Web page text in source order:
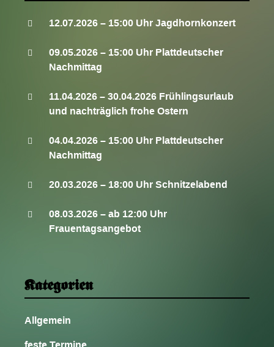
12.07.2026 – 15:00 Uhr Jagdhornkonzert
09.05.2026 – 15:00 Uhr Plattdeutscher
Nachmittag
11.04.2026 – 30.04.2026 Frühlingsurlaub
und nachträglich frohe Ostern
04.04.2026 – 15:00 Uhr Plattdeutscher
Nachmittag
20.03.2026 – 18:00 Uhr Schnitzelabend
08.03.2026 – ab 12:00 Uhr
Frauentagsangebot
Kategorien
Allgemein